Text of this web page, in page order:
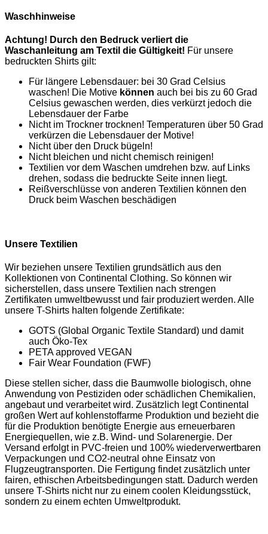
Waschhinweise
Achtung! Durch den Bedruck verliert die
Waschanleitung am Textil die Gültigkeit! Für unsere
bedruckten Shirts gilt:
Für längere Lebensdauer: bei 30 Grad Celsius
waschen! Die Motive können auch bei bis zu 60 Grad
Celsius gewaschen werden, dies verkürzt jedoch die
Lebensdauer der Farbe
Nicht im Trockner trocknen! Temperaturen über 50 Grad
verkürzen die Lebensdauer der Motive!
Nicht über den Druck bügeln!
Nicht bleichen und nicht chemisch reinigen!
Textilien vor dem Waschen umdrehen bzw. auf Links
drehen, sodass die bedruckte Seite innen liegt.
Reißverschlüsse von anderen Textilien können den
Druck beim Waschen beschädigen
Unsere Textilien
Wir beziehen unsere Textilien grundsätlich aus den
Kollektionen von Continental Clothing. So können wir
sicherstellen, dass unsere Textilien nach strengen
Zertifikaten umweltbewusst und fair produziert werden. Alle
unsere T-Shirts halten folgende Zertifikate:
GOTS (Global Organic Textile Standard) und damit
auch Öko-Tex
PETA approved VEGAN
Fair Wear Foundation (FWF)
Diese stellen sicher, dass die Baumwolle biologisch, ohne
Anwendung von Pestiziden oder schädlichen Chemikalien,
angebaut und verarbeitet wird. Zusätzlich legt Continental
großen Wert auf kohlenstoffarme Produktion und bezieht die
für die Produktion benötigte Energie aus erneuerbaren
Energiequellen, wie z.B. Wind- und Solarenergie. Der
Versand erfolgt in PVC-freien und 100% wiederverwertbaren
Verpackungen und CO2-neutral ohne Einsatz von
Flugzeugtransporten. Die Fertigung findet zusätzlich unter
fairen, ethischen Arbeitsbedingungen statt. Dadurch werden
unsere T-Shirts nicht nur zu einem coolen Kleidungsstück,
sondern zu einem echten Umweltprodukt.